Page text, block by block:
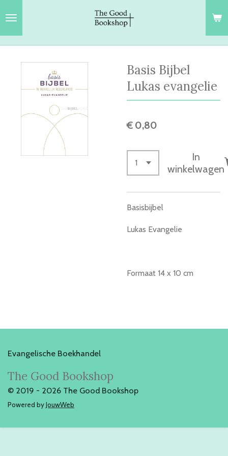
Basis Bijbel
Lukas evangelie
€ 0,80
In
winkelwagen
Basisbijbel
Lukas Evangelie
Formaat 14 x 10 cm
Evangelische Boekhandel
The Good Bookshop
© 2019 - 2026 The Good Bookshop
Powered byJouwWeb